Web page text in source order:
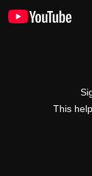
This